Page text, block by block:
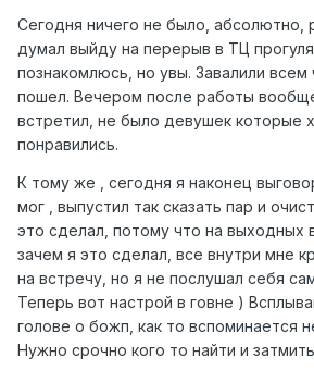
Сегодня ничего не было, абсолютно,
думал выйду на перерыв в ТЦ
познакомлюсь, но увы. Завалили
пошел. Вечером после работы
встретил, не было девушек которые
понравились.
К тому же , сегодня я наконец
мог , выпустил так сказать пар и
это сделал, потому что на выходных
зачем я это сделал, все внутри мне
на встречу, но я не послушал себя
Теперь вот настрой в говне )
голове о божп, как то вспоминается
Нужно срочно кого то найти и